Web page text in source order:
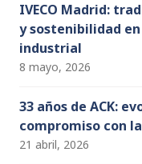
IVECO Madrid:
y sostenibilidad
industrial
8 mayo, 2026
33 años de ACK:
compromiso con
21 abril, 2026